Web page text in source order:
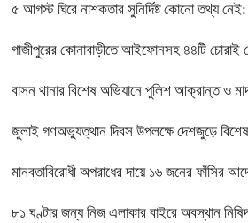
৫ আগস্ট ঘিরে নাশকতার সুনির্দিষ্ট কোনো তথ্য নেই:
গাজীপুরের কোনাবাড়ীতে আইফোনসহ ৪৪টি চোরাই
বাসন থানার বিশেষ অভিযানে পুলিশ আক্রান্ত ও
জুলাই গণঅভ্যুত্থান দিবস উপলক্ষে দেশজুড়ে বিশেষ
মানবতাবিরোধী অপরাধের দায়ে ১৬ জনের ফাঁসির
৮১ ঘণ্টার জন্য নিজ এলাকার বাইরে অবস্থান